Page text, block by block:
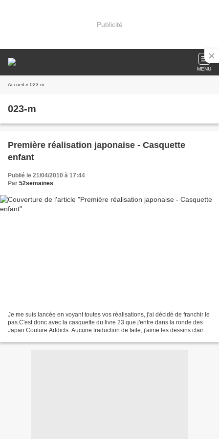
Publicité
MENU
Accueil » 023-m
023-m
Première réalisation japonaise - Casquette
enfant
Publié le 21/04/2010 à 17:44
Par 52semaines
Je me suis lancée en voyant toutes vos réalisations, j'ai décidé de franchir le
pas.C'est donc avec la casquette du livre 23 que j'entre dans la ronde des
Japan Couture Addicts. Aucune traduction de faite, j'aime les dessins clairs !